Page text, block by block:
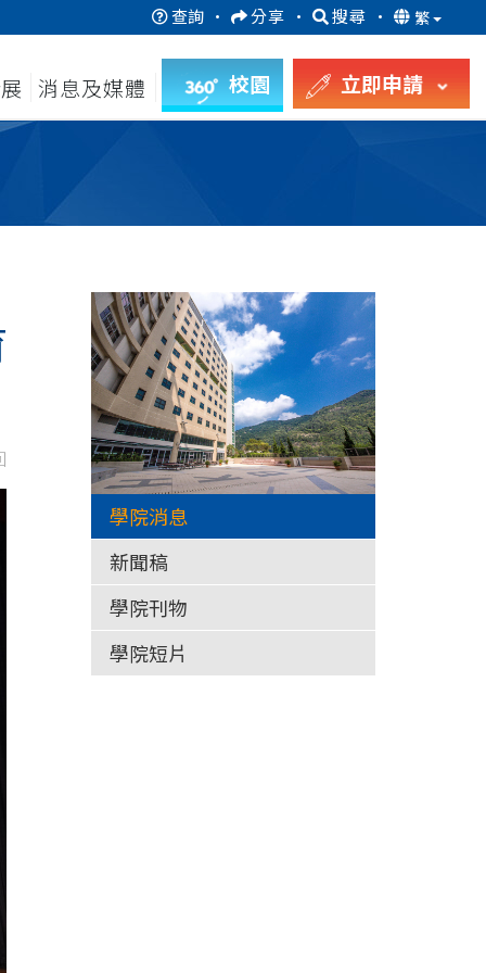
查詢 · 分享 · 搜尋 · 繁
消息及媒體 校園 立即申請
學院消息
新聞稿
學院刊物
學院短片